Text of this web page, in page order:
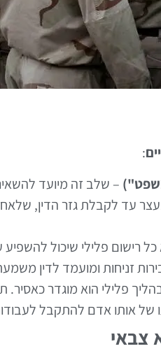
:
– שלב זה מיועד
עד לקבלת גזר הדין,
רישום פלילי שיכול להשפיע
זניחות ומועמד לדין
פלילי הוא מוגדר כאסיר.
של אותו אדם להתקבל
צבאי